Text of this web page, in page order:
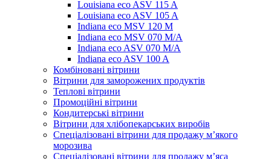
Louisiana eco ASV 115 A
Louisiana eco ASV 105 A
Indiana eco MSV 120 M
Indiana eco MSV 070 M/A
Indiana eco ASV 070 M/A
Indiana eco ASV 100 A
Комбіновані вітрини
Вітрини для заморожених продуктів
Теплові вітрини
Промоційні вітрини
Кондитерські вітрини
Вітрини для хлібопекарських виробів
Спеціалізовані вітрини для продажу м’якого
морозива
Спеціалізовані вітрини для продажу м’яса